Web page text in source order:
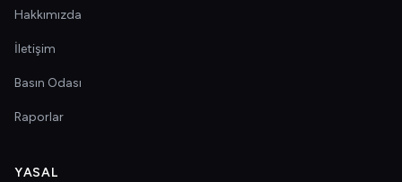
Hakkımızda
İletişim
Basın Odası
Raporlar
YASAL